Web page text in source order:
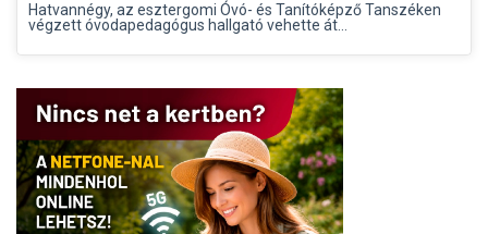
Hatvannégy, az esztergomi Óvó- és Tanítóképző Tanszéken
végzett óvodapedagógus hallgató vehette át...